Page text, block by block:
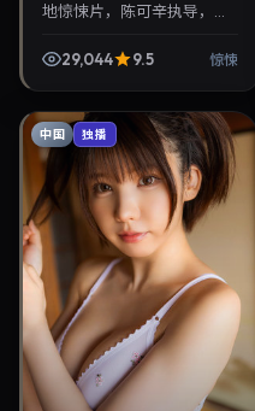
地惊悚片，陈可辛执导，李
2024年5月26日首映，讲述
29,044 9.5 惊悚
中国 独播